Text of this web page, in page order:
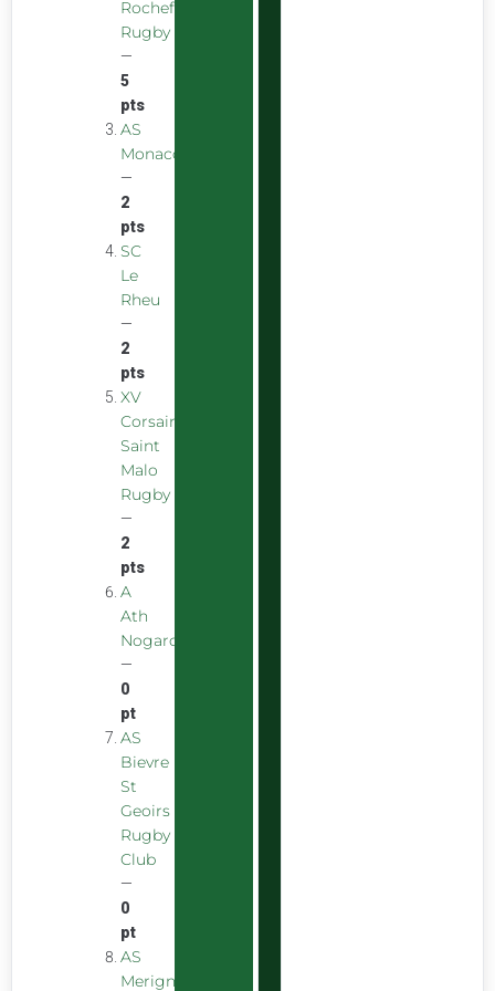
Rochefort
Rugby
—
5
pts
AS
Monaco
—
2
pts
SC
Le
Rheu
—
2
pts
XV
Corsaire
Saint
Malo
Rugby
—
2
pts
A
Ath
Nogarolienne
—
0
pt
AS
Bievre
St
Geoirs
Rugby
Club
—
0
pt
AS
Merignac